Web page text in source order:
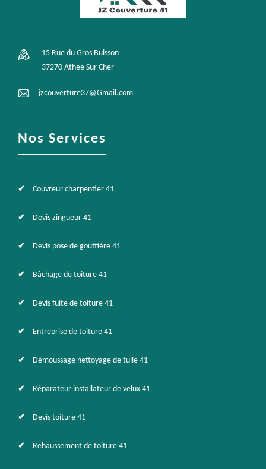
15 Rue du Gros Buisson
37270 Athee Sur Cher
jzcouverture37@Gmail.com
Nos Services
Couvreur charpentier 41
Devis zingueur 41
Devis pose de gouttière 41
Bâchage de toiture 41
Devis fuite de toiture 41
Entreprise de toiture 41
Démoussage nettoyage de tuile 41
Réparateur installateur de velux 41
Devis toiture 41
Rehaussement de toiture 41